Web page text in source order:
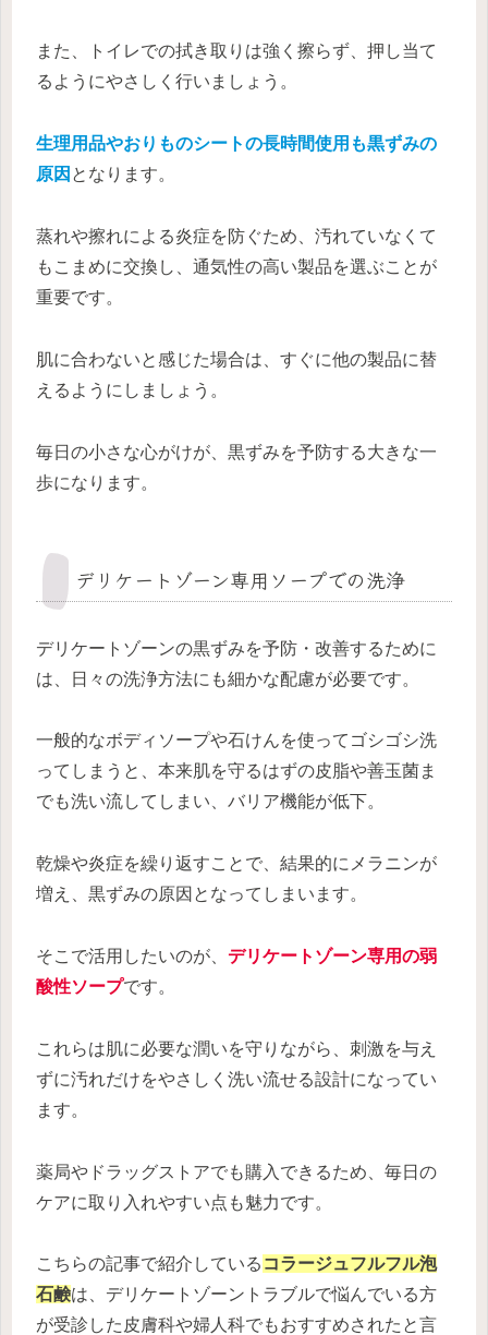
また、トイレでの拭き取りは強く擦らず、押し当て
るようにやさしく行いましょう。
生理用品やおりものシートの長時間使用も黒ずみの
原因 となります。
蒸れや擦れによる炎症を防ぐため、汚れていなくて
もこまめに交換し、通気性の高い製品を選ぶことが
重要です。
肌に合わないと感じた場合は、すぐに他の製品に替
えるようにしましょう。
毎日の小さな心がけが、黒ずみを予防する大きな一
歩になります。
デリケートゾーン専用ソープでの洗浄
デリケートゾーンの黒ずみを予防・改善するために
は、日々の洗浄方法にも細かな配慮が必要です。
一般的なボディソープや石けんを使ってゴシゴシ洗
ってしまうと、本来肌を守るはずの皮脂や善玉菌ま
でも洗い流してしまい、バリア機能が低下。
乾燥や炎症を繰り返すことで、結果的にメラニンが
増え、黒ずみの原因となってしまいます。
そこで活用したいのが、 デリケートゾーン専用の弱
酸性ソープです。
これらは肌に必要な潤いを守りながら、刺激を与え
ずに汚れだけをやさしく洗い流せる設計になってい
ます。
薬局やドラッグストアでも購入できるため、毎日の
ケアに取り入れやすい点も魅力です。
こちらの記事で紹介している コラージュフルフル泡
石鹸は、デリケートゾーントラブルで悩んでいる方
が受診した皮膚科や婦人科でもおすすめされたと言